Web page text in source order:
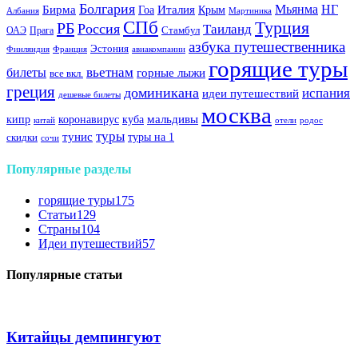
Албания Бирма Болгария Гоа Италия Крым Мартиника Мьянма НГ
ОАЭ Прага РБ Россия СПб Стамбул Таиланд Турция
Финляндия Франция Эстония авиакомпании азбука путешественника
билеты все вкл. вьетнам горные лыжи горящие туры
греция дешевые билеты доминикана идеи путешествий испания
кипр китай коронавирус куба мальдивы москва отели родос
скидки сочи тунис туры туры на 1
Популярные разделы
горящие туры175
Статьи129
Страны104
Идеи путешествий57
Популярные статьи
Китайцы демпингуют